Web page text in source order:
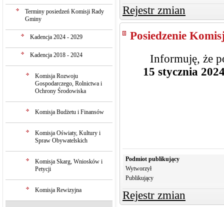
Terminy posiedzeń Komisji Rady
Gminy
Kadencja 2024 - 2029
Kadencja 2018 - 2024
Komisja Rozwoju
Gospodarczego, Rolnictwa i
Ochrony Środowiska
Komisja Budżetu i Finansów
Komisja Oświaty, Kultury i
Spraw Obywatelskich
Komisja Skarg, Wniosków i
Petycji
Komisja Rewizyjna
Rejestr zmian
Posiedzenie
Informuję, że
15 stycznia
Podmiot publikujący
Wytworzył
Publikujący
Rejestr zmian